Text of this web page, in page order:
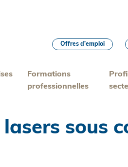
Formations
professionnelles
Offres d’emploi
sous